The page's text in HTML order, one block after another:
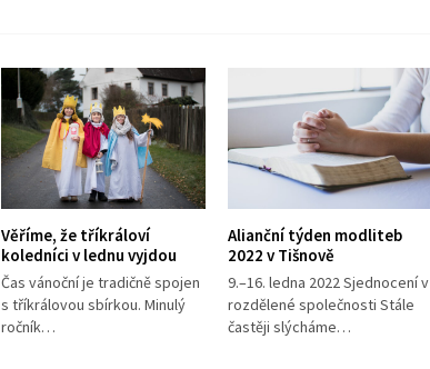
Věříme, že tříkráloví
koledníci v lednu vyjdou
Čas vánoční je tradičně spojen
s tříkrálovou sbírkou. Minulý
ročník…
Alianční týden modliteb
2022 v Tišnově
9.–16. ledna 2022 Sjednocení v
rozdělené společnosti Stále
častěji slýcháme…